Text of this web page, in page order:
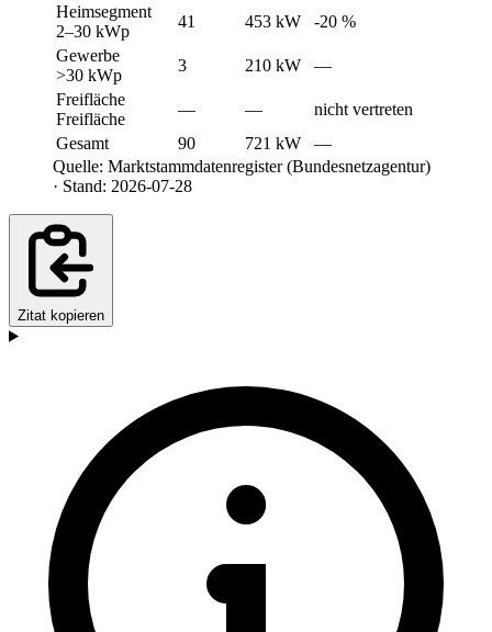
Heimsegment
2–30 kWp
41 453 kW
-20 %
Gewerbe
>30 kWp
3 210 kW
—
Freifläche
Freifläche
— —
nicht vertreten
Gesamt
90 721 kW
—
Quelle: Marktstammdatenregister (Bundesnetzagentur)
· Stand: 2026-07-28
Zitat kopieren